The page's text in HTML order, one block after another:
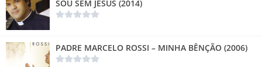
SOU SEM JESUS (2014)
PADRE MARCELO ROSSI – MINHA BÊNÇÃO (2006)